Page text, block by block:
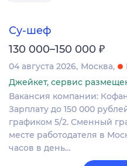
Су-шеф
130 000–150 000 ₽
04 августа 2026 Москва
Джейкет, сервис
Вакансия компании:
Зарплату до 150 000
графиком 5/2. Сменный
месте работодателя в
часов в день…